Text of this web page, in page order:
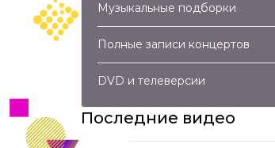
Музыкальные подборки
Полные записи концертов
DVD и телеверсии
Последние видео